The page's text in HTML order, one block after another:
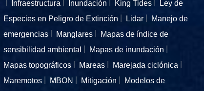
Infraestructura
Inundación King Tides
Ley de
Especies en Peligro de Extinción
Lidar
Manejo de
emergencias
Manglares
Mapas de índice de
sensibilidad ambiental
Mapas de inundación
Mapas topográficos
Mareas
Marejada ciclónica
Maremotos
MBON Mitigación
Modelos de